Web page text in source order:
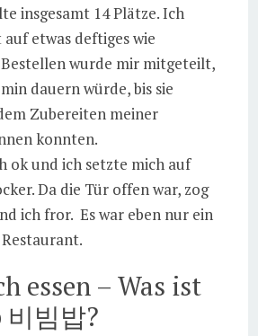
insgesamt 14 Plätze. Ich
etwas deftiges wie
Bestellen wurde mir mitgeteilt,
dauern würde, bis sie
Zubereiten meiner
konnten.
ok und ich setzte mich auf
Da die Tür offen war, zog
ich fror. Es war eben nur ein
essen – Was ist
빔밥?